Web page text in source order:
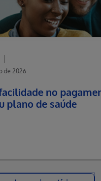
de 2026
no
plano de saúde